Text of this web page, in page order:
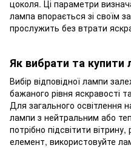
цоколя. Ці параметри
лампа впорається зі своїм
прослужить без втрати
Як вибрати та купити
Вибір відповідної лампи
бажаного рівня яскравості
Для загального освітлення
лампи з нейтральним або
потрібно підсвітити
елемент, використовуйте